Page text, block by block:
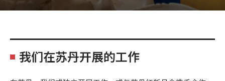
我们在苏丹开展的工作